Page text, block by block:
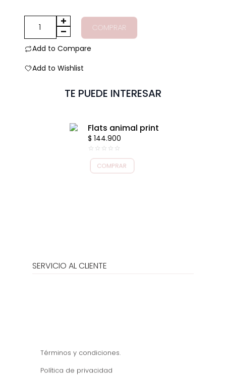
Flats
animal
print
COMPRAR
Add to Compare
Add to Wishlist
TE PUEDE INTERESAR
Flats animal print
$ 144.900
0
COMPRAR
SERVICIO AL CLIENTE
Términos y condiciones.
Política de privacidad